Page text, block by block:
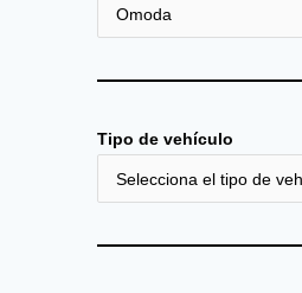
Tipo de vehículo